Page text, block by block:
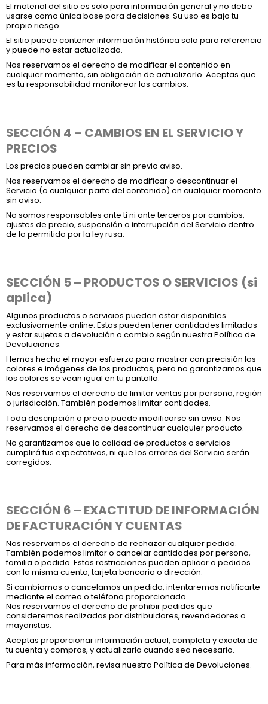
El material del sitio es solo para información general y no debe
usarse como única base para decisiones. Su uso es bajo tu
propio riesgo.
El sitio puede contener información histórica solo para referencia
y puede no estar actualizada.
Nos reservamos el derecho de modificar el contenido en
cualquier momento, sin obligación de actualizarlo. Aceptas que
es tu responsabilidad monitorear los cambios.
SECCIÓN 4 – CAMBIOS EN EL SERVICIO Y
PRECIOS
Los precios pueden cambiar sin previo aviso.
Nos reservamos el derecho de modificar o descontinuar el
Servicio (o cualquier parte del contenido) en cualquier momento
sin aviso.
No somos responsables ante ti ni ante terceros por cambios,
ajustes de precio, suspensión o interrupción del Servicio dentro
de lo permitido por la ley rusa.
SECCIÓN 5 – PRODUCTOS O SERVICIOS (si
aplica)
Algunos productos o servicios pueden estar disponibles
exclusivamente online. Estos pueden tener cantidades limitadas
y estar sujetos a devolución o cambio según nuestra Política de
Devoluciones.
Hemos hecho el mayor esfuerzo para mostrar con precisión los
colores e imágenes de los productos, pero no garantizamos que
los colores se vean igual en tu pantalla.
Nos reservamos el derecho de limitar ventas por persona, región
o jurisdicción. También podemos limitar cantidades.
Toda descripción o precio puede modificarse sin aviso. Nos
reservamos el derecho de descontinuar cualquier producto.
No garantizamos que la calidad de productos o servicios
cumplirá tus expectativas, ni que los errores del Servicio serán
corregidos.
SECCIÓN 6 – EXACTITUD DE INFORMACIÓN
DE FACTURACIÓN Y CUENTAS
Nos reservamos el derecho de rechazar cualquier pedido.
También podemos limitar o cancelar cantidades por persona,
familia o pedido. Estas restricciones pueden aplicar a pedidos
con la misma cuenta, tarjeta bancaria o dirección.
Si cambiamos o cancelamos un pedido, intentaremos notificarte
mediante el correo o teléfono proporcionado.
Nos reservamos el derecho de prohibir pedidos que
consideremos realizados por distribuidores, revendedores o
mayoristas.
Aceptas proporcionar información actual, completa y exacta de
tu cuenta y compras, y actualizarla cuando sea necesario.
Para más información, revisa nuestra Política de Devoluciones.